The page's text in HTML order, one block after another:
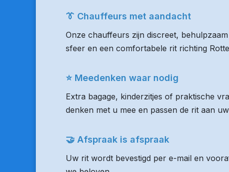
👔 Chauffeurs met aandacht
Onze chauffeurs zijn discreet,
sfeer en een comfortabele rit richting
⭐ Meedenken waar nodig
Extra bagage, kinderzitjes of praktische
denken met u mee en passen de rit aan
🤝 Afspraak is afspraak
Uw rit wordt bevestigd per e-mail en